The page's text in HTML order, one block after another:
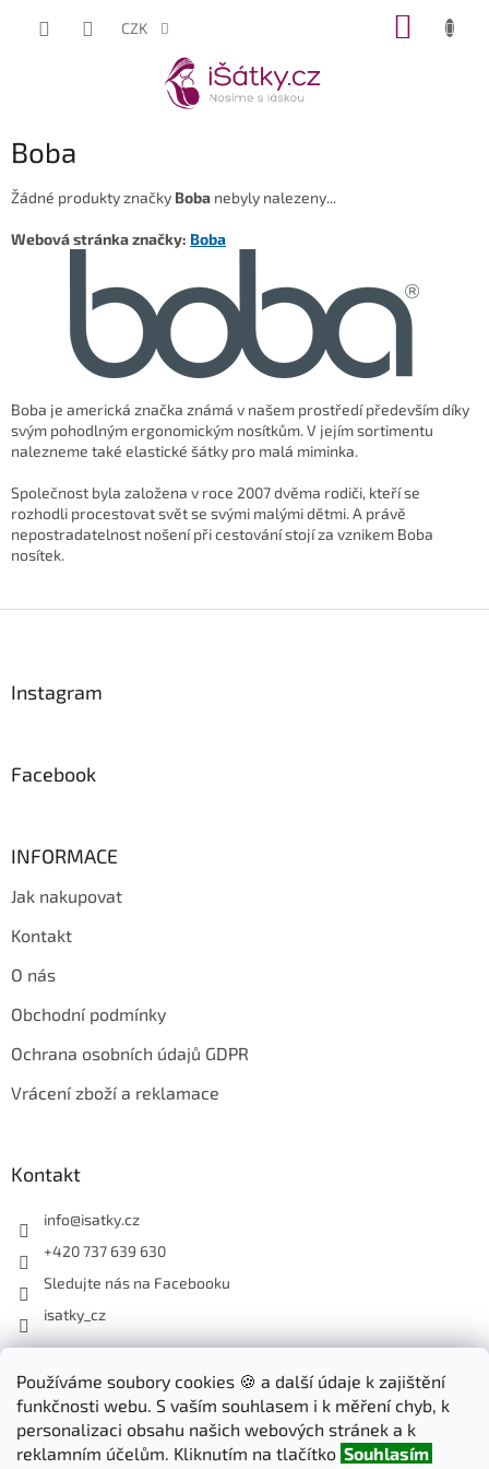
Používáme soubory cookies 🍪 a další údaje k zajištění
funkčnosti webu. S vaším souhlasem i k měření chyb, k
personalizaci obsahu našich webových stránek a k
reklamním účelům. Kliknutím na tlačítko Souhlasím
CZK
Boba
Žádné produkty značky Boba nebyly nalezeny...
Webová stránka značky: Boba
Boba je americká značka známá v našem prostředí především díky
svým pohodlným ergonomickým nosítkům. V jejím sortimentu
nalezneme také elastické šátky pro malá miminka.
Společnost byla založena v roce 2007 dvěma rodiči, kteří se
rozhodli procestovat svět se svými malými dětmi. A právě
nepostradatelnost nošení při cestování stojí za vznikem Boba
nosítek.
Instagram
Facebook
INFORMACE
Jak nakupovat
Kontakt
O nás
Obchodní podmínky
Ochrana osobních údajů GDPR
Vrácení zboží a reklamace
Kontakt
info@isatky.cz
+420 737 639 630
Sledujte nás na Facebooku
isatky_cz
Odebírat newsletter
Vložte svůj e-mail a my vám budeme zasílat informace o nových
produktech na našem e-shopu.